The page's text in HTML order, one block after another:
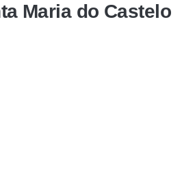
Maria do Castelo